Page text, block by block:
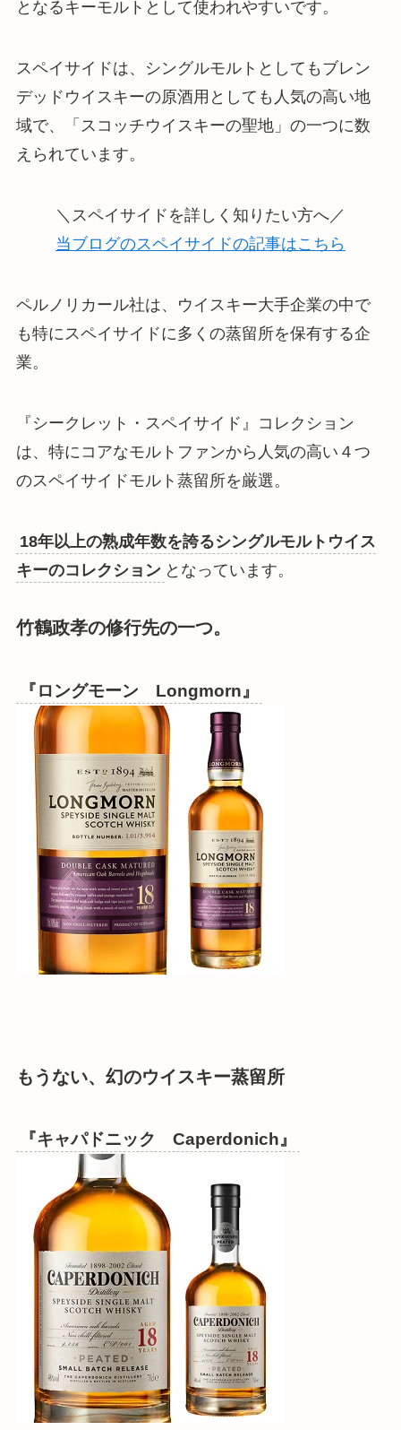
となるキーモルトとして使われやすいです。
スペイサイドは、シングルモルトとしてもブレン
デッドウイスキーの原酒用としても人気の高い地
域で、「スコッチウイスキーの聖地」の一つに数
えられています。
＼スペイサイドを詳しく知りたい方へ／
当ブログのスペイサイドの記事はこちら
ペルノリカール社は、
ウイスキー大手企業の中で
も特にスペイサイドに多くの蒸留所を保有する企
業。
『シークレット・スペイサイド』コレクション
は、特にコアなモルトファンから人気の高い４つ
のスペイサイドモルト蒸留所を厳選。
18年以上の熟成年数を誇るシングルモルトウイス
キーのコレクション となっています。
竹鶴政孝の修行先の一つ。
『ロングモーン Longmorn』
もうない、幻のウイスキー蒸留所
『キャパドニック Caperdonich』